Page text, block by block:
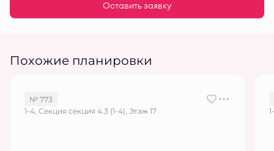
Оставить заявку
Похожие планировки
№ 773
1-4, Секция секция 4.3 (1-4), Этаж 17